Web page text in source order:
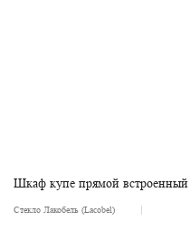
Шкаф купе прямой встроенный
Стекло Лакобель (Lacobel)